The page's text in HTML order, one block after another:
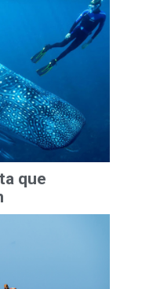
que